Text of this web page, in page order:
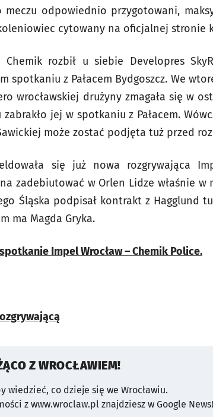
meczu odpowiednio przygotowani,
cytowany na oficjalnej stronie
rozbił u siebie Developres
spotkaniu z Pałacem Bydgoszcz. We
wrocławskiej drużyny zmagała się w
jej w spotkaniu z Pałacem.
może zostać podjęta tuż przed
się już nowa rozgrywająca
zadebiutować w Orlen Lidze właśnie w
Śląska podpisał kontrakt z Hagglund
ma Magda Gryka.
Impel Wrocław – Chemik Police.
Z WROCŁAWIEM!
wiedzieć, co dzieje się we Wrocławiu.
z www.wroclaw.pl znajdziesz w Google News!